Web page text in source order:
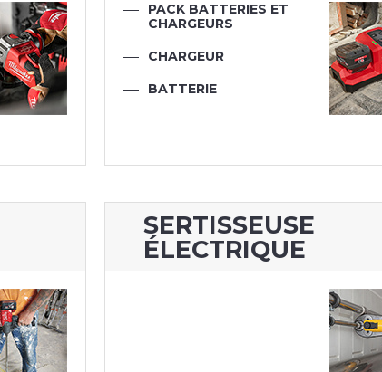
PACK BATTERIES ET
CHARGEURS
CHARGEUR
BATTERIE
SERTISSEUSE
ÉLECTRIQUE